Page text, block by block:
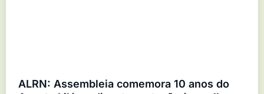
ALRN: Assembleia comemora 10 anos do